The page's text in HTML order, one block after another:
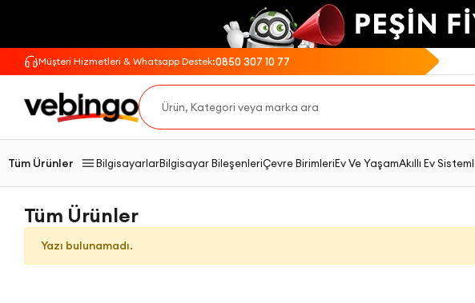
Müşteri Hizmetleri & Whatsapp Destek:0850 307 10 77
Tüm Ürünler BilgisayarlarBilgisayar BileşenleriÇevre BirimleriEv Ve YaşamAkıllı Ev
Tüm Ürünler
Yazı bulunamadı.